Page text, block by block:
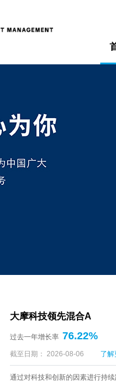
大摩科技领先混合A
过去一年增长率 76.22%
截至日期： 2026-08-06 了解
通过对科技和创新的因素进行持